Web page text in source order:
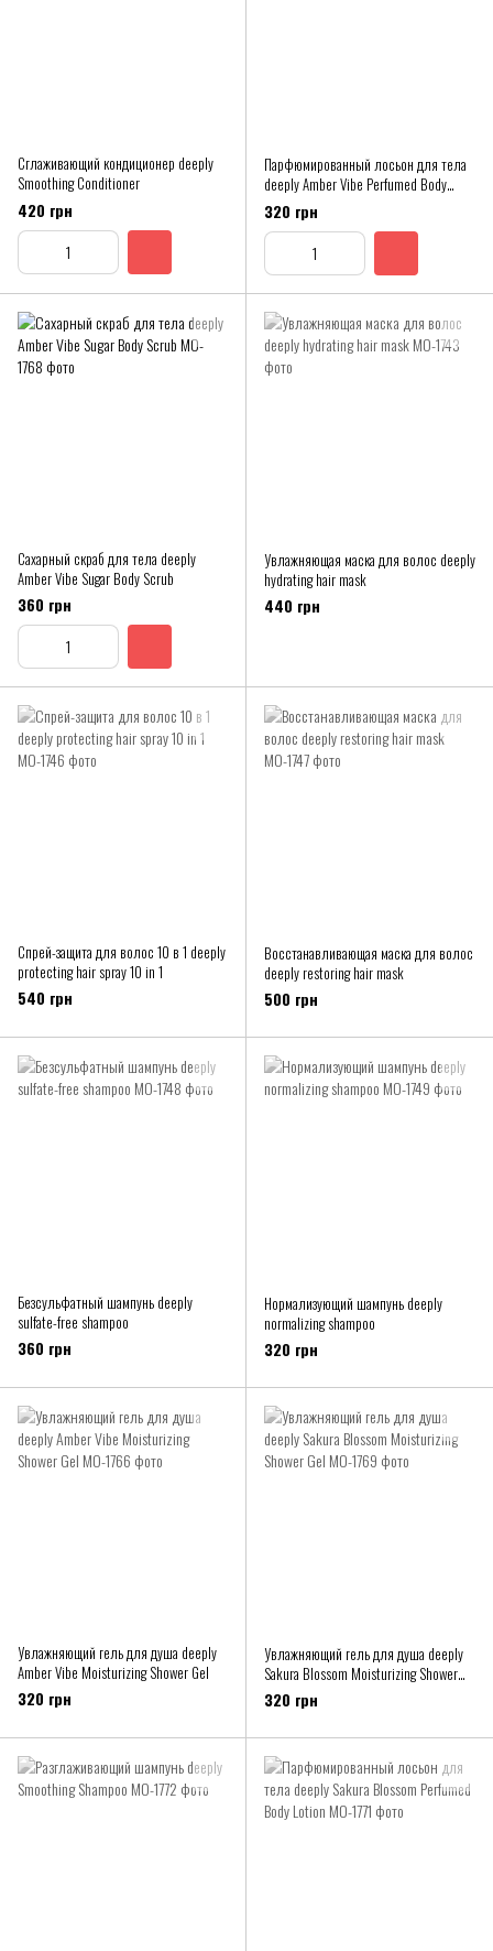
Сглаживающий кондиционер deeply
Smoothing Conditioner
420 грн
Парфюмированный лосьон для тела
deeply Amber Vibe Perfumed Body
Lotion
320 грн
Сахарный скраб для тела deeply
Amber Vibe Sugar Body Scrub
360 грн
Увлажняющая маска для волос deeply
hydrating hair mask
440 грн
Спрей-защита для волос 10 в 1 deeply
protecting hair spray 10 in 1
540 грн
Восстанавливающая маска для волос
deeply restoring hair mask
500 грн
Безсульфатный шампунь deeply
sulfate-free shampoo
360 грн
Нормализующий шампунь deeply
normalizing shampoo
320 грн
Увлажняющий гель для душа deeply
Amber Vibe Moisturizing Shower Gel
320 грн
Увлажняющий гель для душа deeply
Sakura Blossom Moisturizing Shower
Gel
320 грн